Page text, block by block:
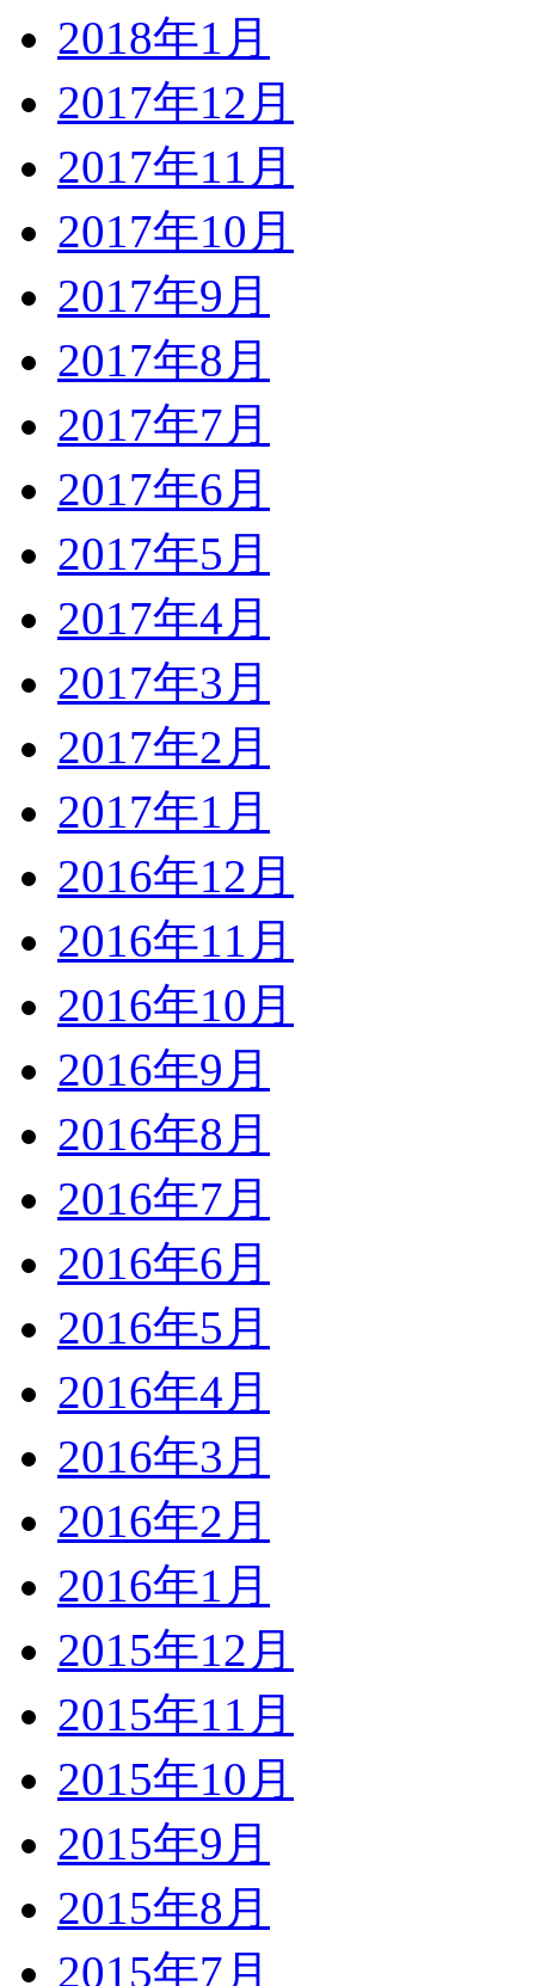
2018年1月
2017年12月
2017年11月
2017年10月
2017年9月
2017年8月
2017年7月
2017年6月
2017年5月
2017年4月
2017年3月
2017年2月
2017年1月
2016年12月
2016年11月
2016年10月
2016年9月
2016年8月
2016年7月
2016年6月
2016年5月
2016年4月
2016年3月
2016年2月
2016年1月
2015年12月
2015年11月
2015年10月
2015年9月
2015年8月
2015年7月